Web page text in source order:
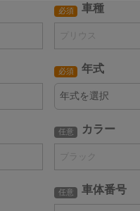
車種
必須
年式
必須
カラー
任意
車体番号
任意